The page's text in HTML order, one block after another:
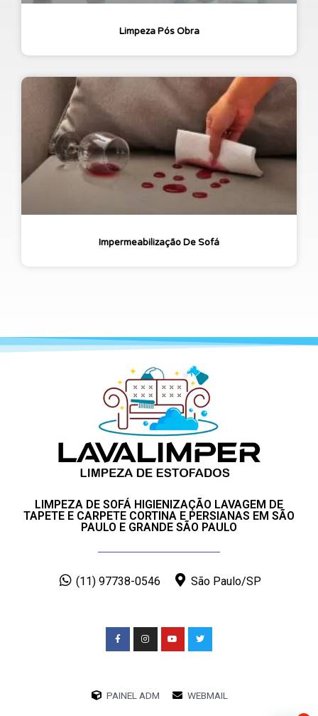
Limpeza Pós Obra
Impermeabilização De Sofá
LIMPEZA DE SOFÁ HIGIENIZAÇÃO LAVAGEM DE
TAPETE E CARPETE CORTINA E PERSIANAS EM SÃO
PAULO E GRANDE SÃO PAULO
(11) 97738-0546 São Paulo/SP
PAINEL ADM WEBMAIL